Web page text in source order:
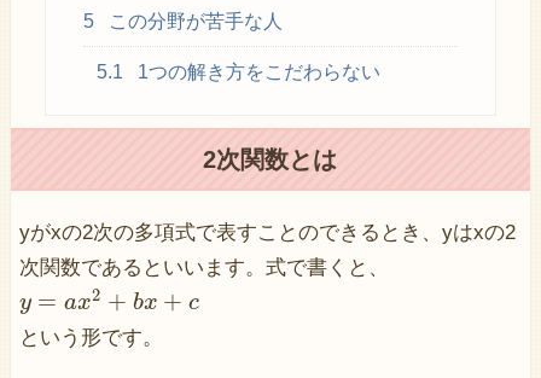
5 この分野が苦手な人
5.1 1つの解き方をこだわらない
2次関数とは
yがxの2次の多項式で表すことのできるとき、yはxの2
次関数であるといいます。式で書くと、
y = ax2 + bx + c
という形です。